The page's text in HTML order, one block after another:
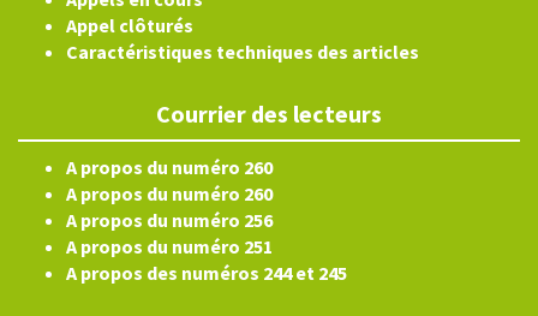
Appel clôturés
Caractéristiques techniques des articles
Courrier des lecteurs
A propos du numéro 260
A propos du numéro 260
A propos du numéro 256
A propos du numéro 251
A propos des numéros 244 et 245